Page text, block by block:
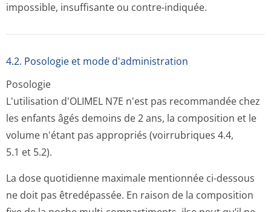
impossible, insuffisante ou contre-indiquée.
4.2. Posologie et mode d'administration
Posologie
L'utilisation d'OLIMEL N7E n'est pas recommandée chez
les enfants âgés demoins de 2 ans, la composition et le
volume n'étant pas appropriés (voirrubriques 4.4,
5.1 et 5.2).
La dose quotidienne maximale mentionnée ci-dessous
ne doit pas êtredépassée. En raison de la composition